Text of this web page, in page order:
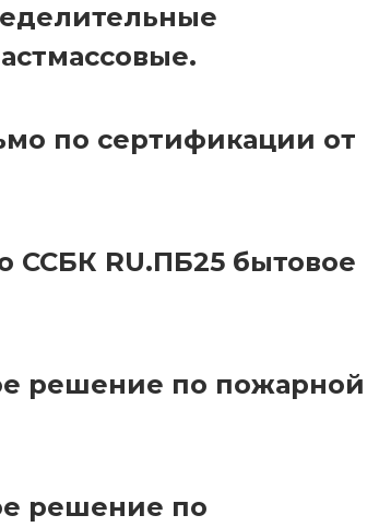
по сертификации от
ССБК RU.ПБ25 бытовое
решение по пожарной
решение по